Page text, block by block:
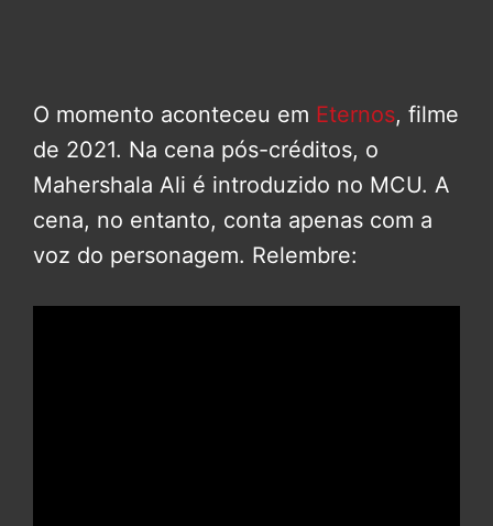
O momento aconteceu em Eternos, filme
de 2021. Na cena pós-créditos, o
Mahershala Ali é introduzido no MCU. A
cena, no entanto, conta apenas com a
voz do personagem. Relembre: